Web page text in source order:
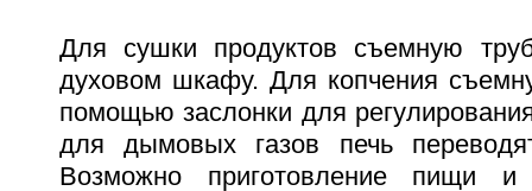
Для сушки продуктов съемную
духовом шкафу. Для копчения
помощью заслонки для
для дымовых газов печь
Возможно приготовление пищи